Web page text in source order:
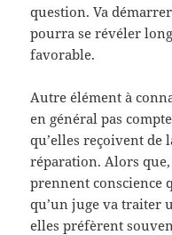
question. Va
pourra se révéler
favorable.
Autre élément à
en général pas
qu’elles reçoivent de
réparation. Alors
prennent conscience
qu’un juge va traiter
elles préfèrent